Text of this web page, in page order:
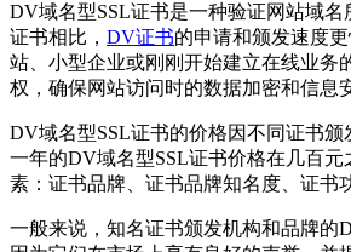
DV域名型SSL证书是一种验证网站域
证书相比， DV证书的申请和颁发速度
站、小型企业或刚刚开始建立在线业务
权，确保网站访问时的数据加密和信息
DV域名型SSL证书的价格因不同证书
一年的DV域名型SSL证书价格在几百
素：证书品牌、证书品牌知名度、证书
一般来说，知名证书颁发机构和品牌的